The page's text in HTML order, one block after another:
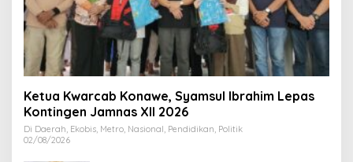
Ketua Kwarcab Konawe, Syamsul Ibrahim Lepas
Kontingen Jamnas XII 2026
Di Daerah, Ekobis, Metro, Nasional, Pendidikan, Politik
02/08/2026